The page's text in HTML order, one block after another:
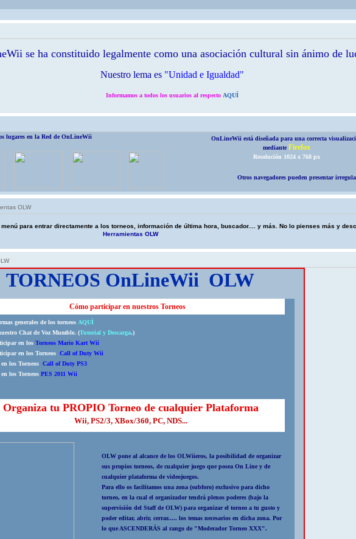
se ha constituido legalmente como una asociación cultural sin ánimo de
Nuestro lema es "Unidad e Igualdad"
Informamos a todos los usuarios al respecto AQUÍ
lugares en la Red de OnLineWii
OnLineWii está diseñada para una correcta
mediante Firefox
Resolución 1024 x 768 px
Otros navegadores pueden presentar
OLW
para entrar directamente a los torneos, información de última hora, buscador.... y más. No lo pienses más y
Herramientas OLW
TORNEOS OnLineWii OLW
Cómo participar en nuestros Torneos
generales de los torneos AQUÍ
Chat de Voz Mumble. (Tutorial y Descarga.)
en losTorneos Mario Kart Wii
en los TorneosCall of Duty Wii
en los TorneosCall of Duty PS3
los TorneosPES 2011 Wii
Organiza tu PROPIO Torneo de cualquier Plataforma
Wii, PS2/3, XBox/360, PC, NDS...
OLW pone al alcance de los OLWiieros, laposibilidad de organizar
sus propios torneos, de cualquier juego que posea On Line y de
cualquier plataforma de videojuegos.
Para ello os facilitamos una zona (subforo) exclusivo para dicho
torneo, en la cual el organizador tendrá plenos poderes (bajo la
supervisión del Staff de OLW) para organizar el torneo a tu gusto y
poder editar, abrir, cerrar..... los temas necesarios en dicha zona. Por
lo que ASCENDERÁS al rango de "Moderador Torneo XXX".